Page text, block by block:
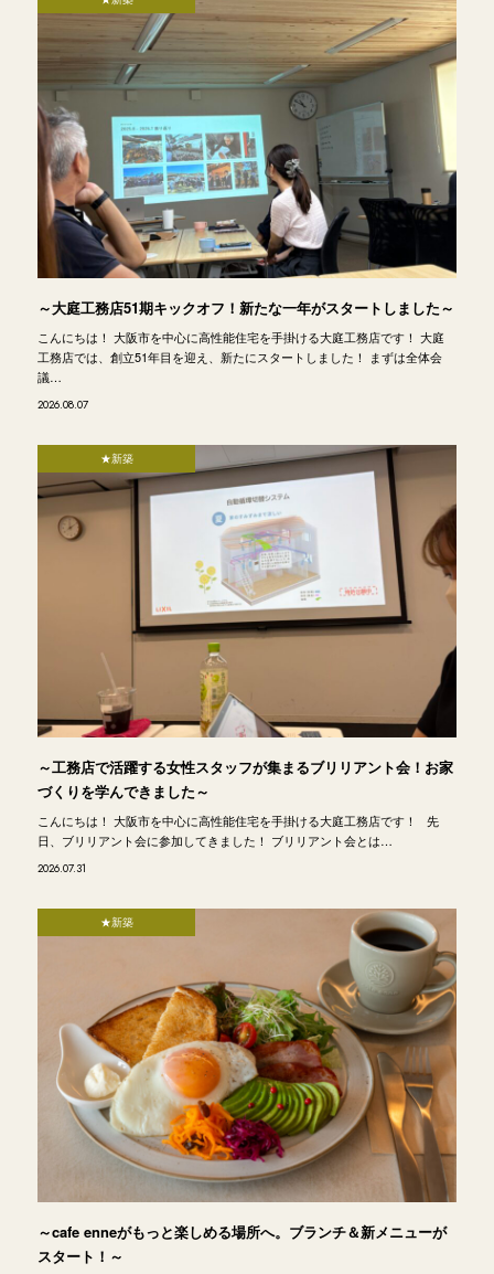
～大庭工務店51期キックオフ！新たな一年がスタートしました～
こんにちは！ 大阪市を中心に高性能住宅を手掛ける大庭工務店です！ 大庭
工務店では、創立51年目を迎え、新たにスタートしました！ まずは全体会
議…
2026.08.07
★新築
～工務店で活躍する女性スタッフが集まるブリリアント会！お家
づくりを学んできました～
こんにちは！ 大阪市を中心に高性能住宅を手掛ける大庭工務店です！ 先
日、ブリリアント会に参加してきました！ ブリリアント会とは…
2026.07.31
★新築
～cafe enneがもっと楽しめる場所へ。ブランチ＆新メニューが
スタート！～